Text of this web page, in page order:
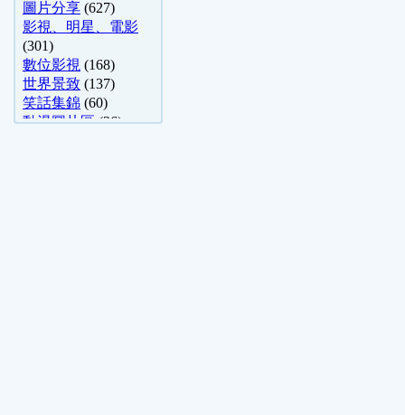
圖片分享 (627)
影視、明星、電影
(301)
數位影視 (168)
世界景致 (137)
笑話集錦 (60)
動漫圖片區(26)